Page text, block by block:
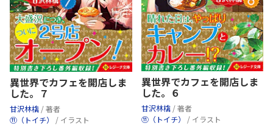
異世界でカフェを開店しま
した。７
甘沢林檎 / 著者
⑪（トイチ） / イラスト
異世界でカフェを開店しま
した。６
甘沢林檎 / 著者
⑪（トイチ） / イラスト